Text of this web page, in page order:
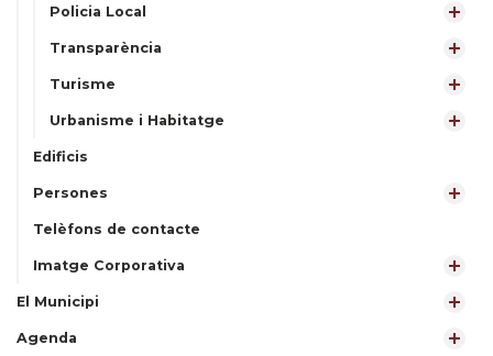
Policia Local
Transparència
Turisme
Urbanisme i Habitatge
Edificis
Persones
Telèfons de contacte
Imatge Corporativa
El Municipi
Agenda